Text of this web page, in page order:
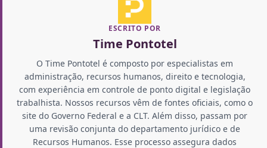
ESCRITO POR
Time Pontotel
O Time Pontotel é composto por especialistas em
administração, recursos humanos, direito e tecnologia,
com experiência em controle de ponto digital e legislação
trabalhista. Nossos recursos vêm de fontes oficiais, como o
site do Governo Federal e a CLT. Além disso, passam por
uma revisão conjunta do departamento jurídico e de
Recursos Humanos. Esse processo assegura dados